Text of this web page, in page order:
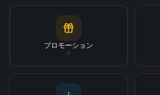
プロモーション